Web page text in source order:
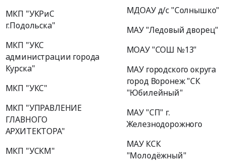
МКП "УКРиС
г.Подольска"
МКП "УКС
администрации города
Курска"
МКП "УКС"
МКП "УПРАВЛЕНИЕ
ГЛАВНОГО
АРХИТЕКТОРА"
МКП "УСКМ"
МДОАУ д/с "Солнышко"
МАУ "Ледовый дворец"
МОАУ "СОШ №13"
МАУ городского округа
город Воронеж "СК
"Юбилейный"
МАУ "СП" г.
Железнодорожного
МАУ КСК
"Молодёжный"